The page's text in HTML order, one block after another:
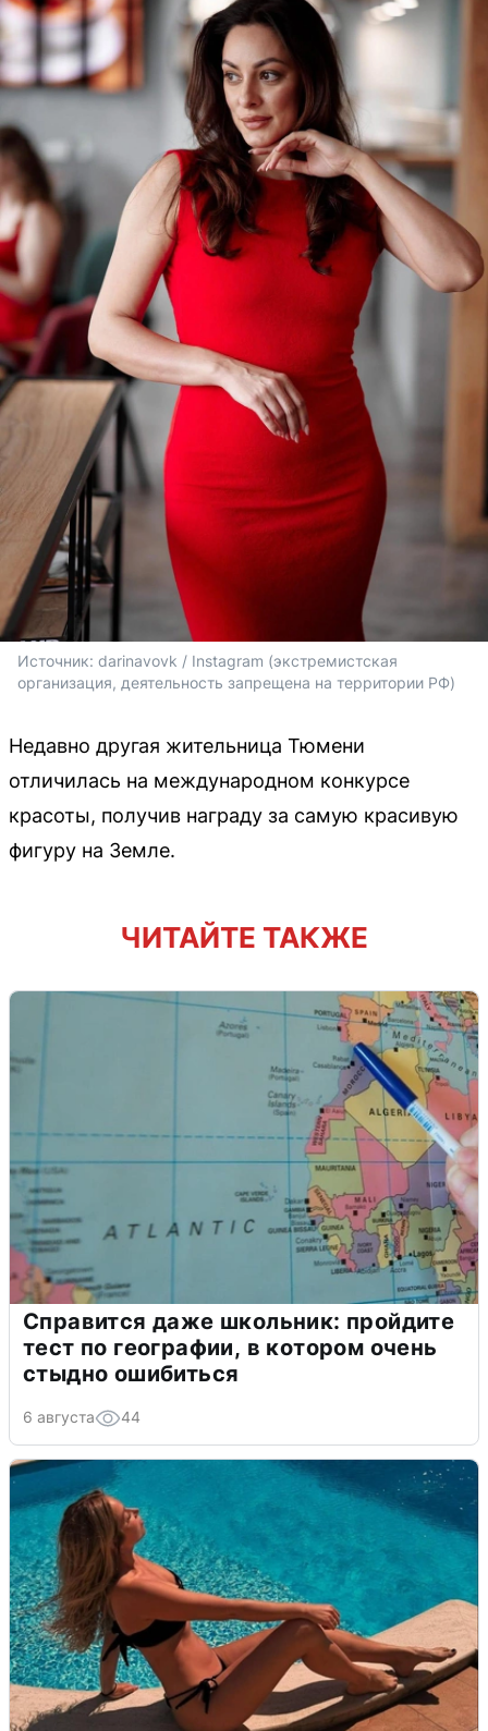
Источник: darinavovk / Instagram (экстремистская
организация, деятельность запрещена на территории РФ)
Недавно другая жительница Тюмени
отличилась на международном конкурсе
красоты, получив награду за самую красивую
фигуру на Земле.
ЧИТАЙТЕ ТАКЖЕ
Справится даже школьник: пройдите
тест по географии, в котором очень
стыдно ошибиться
6 августа 44